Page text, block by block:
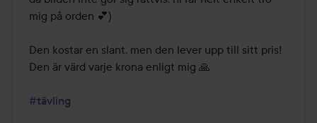
mig på orden 💕)
Den kostar en slant, men den lever upp till sitt pris!
Den är värd varje krona enligt mig 🙏
#tävling